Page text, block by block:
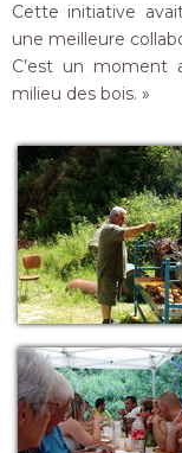
Cette initiative
une meilleure
C’est un moment
milieu des bois. »